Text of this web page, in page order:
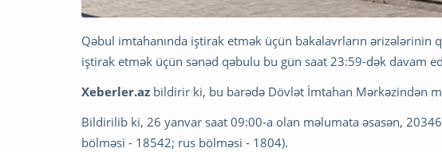
Qəbul imtahanında iştirak etmək üçün bakalavrların ərizələrinin
iştirak etmək üçün sənəd qəbulu bu gün saat 23:59-dək davam
Xeberler.az bildirir ki, bu barədə Dövlət İmtahan Mərkəzindən
Bildirilib ki, 26 yanvar saat 09:00-a olan məlumata əsasən,
bölməsi - 18542; rus bölməsi - 1804).